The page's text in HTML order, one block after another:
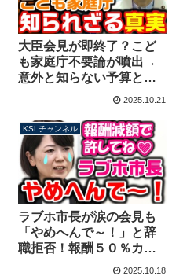
大臣会見が即終了？こど
も家庭庁不要論が噴出→
意外と知らない予算と大
臣ポストの真実【KSLチ
2025.10.21
KSLチャンネル
ラブホ市長が涙の会見も
「やめへんで～！」と辞
職拒否！報酬５０％カッ
トで許しを請うも誰から
2025.10.18